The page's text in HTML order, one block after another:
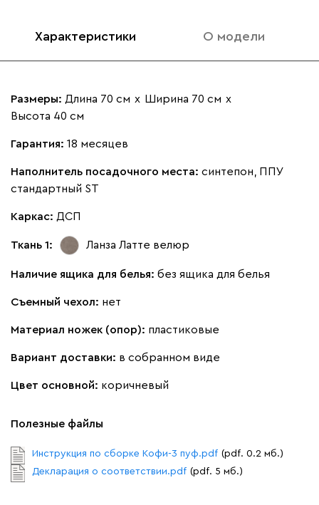
Характеристики О модели
Размеры: Длина 70 см х Ширина 70 см х
Высота 40 см
Гарантия: 18 месяцев
Наполнитель посадочного места: синтепон, ППУ
стандартный ST
Каркас: ДСП
Ткань 1: Ланза Латте велюр
Наличие ящика для белья: без ящика для белья
Съемный чехол: нет
Материал ножек (опор): пластиковые
Вариант доставки: в собранном виде
Цвет основной: коричневый
Полезные файлы
Инструкция по сборке Кофи-3 пуф.pdf (pdf. 0.2 мб.)
Декларация о соответствии.pdf (pdf. 5 мб.)